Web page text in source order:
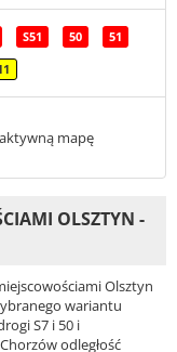
S51 50 51
mapę
OLSZTYN -
Olsztyn
wariantu
S7 i 50 i
odległość